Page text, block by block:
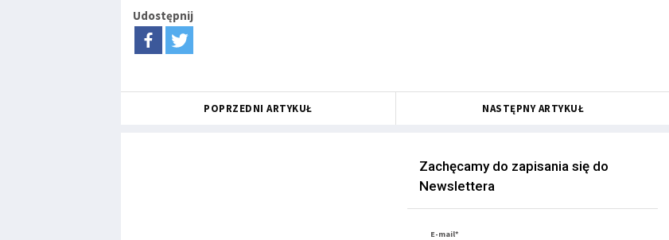
Udostępnij
POPRZEDNI ARTYKUŁ NASTĘPNY ARTYKUŁ
Zachęcamy do zapisania się do
Newslettera
E-mail*